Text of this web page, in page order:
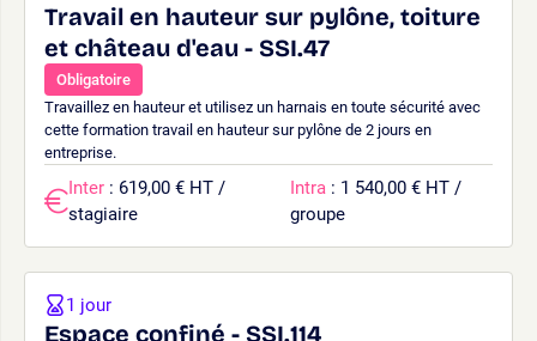
Travail en hauteur sur pylône, toiture
et château d'eau - SSI.47
Obligatoire
Travaillez en hauteur et utilisez un harnais en toute sécurité avec
cette formation travail en hauteur sur pylône de 2 jours en
entreprise.
Inter : 619,00 € HT /
stagiaire
Intra : 1 540,00 € HT /
groupe
Espace confiné - SSI.114
1 jour